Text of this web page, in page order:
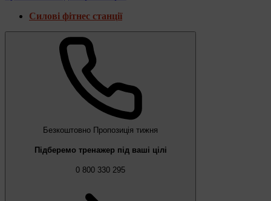
Силові фітнес станції
Безкоштовно Пропозиція тижня
Підберемо тренажер під ваші цілі
0 800 330 295